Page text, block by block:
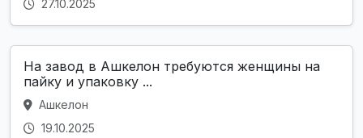
27.10.2025
На завод в Ашкелон требуются женщины на
пайку и упаковку ...
Ашкелон
19.10.2025